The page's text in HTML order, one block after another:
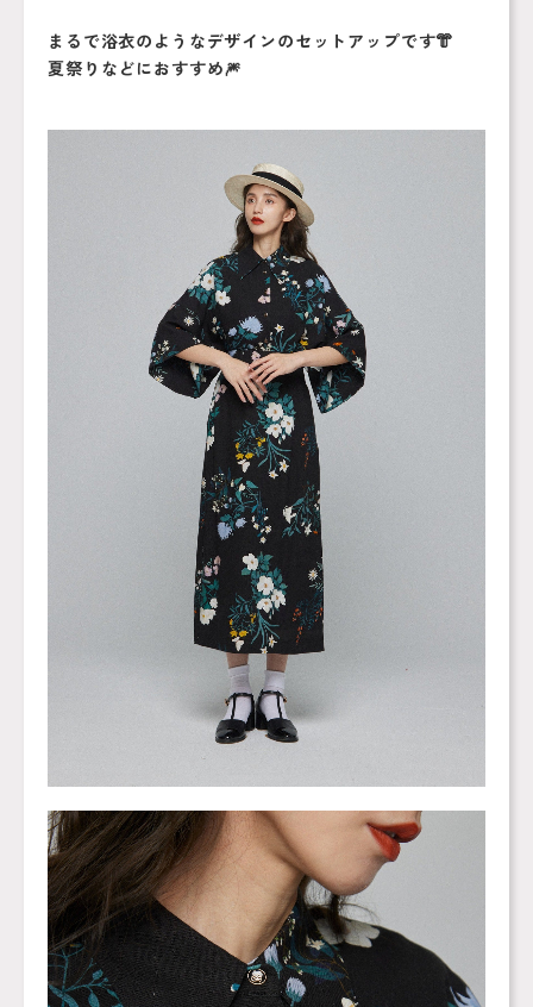
まるで浴衣のようなデザインのセットアップです👘
夏祭りなどにおすすめ🎆